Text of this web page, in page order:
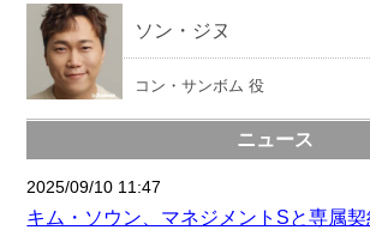
ソン・ジヌ
コン・サンボム 役
ニュース
2025/09/10 11:47
キム・ソウン、マネジメントSと専属